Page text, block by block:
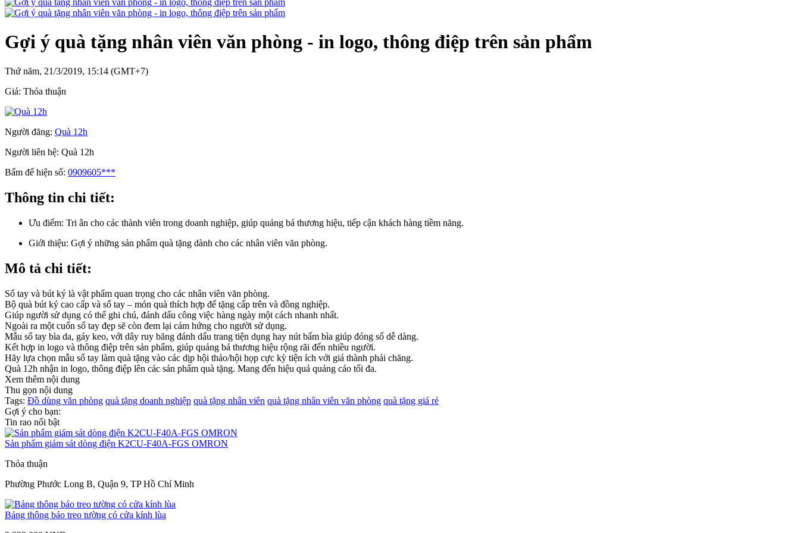
Gợi ý quà tặng nhân viên văn phòng - in logo, thông điệp trên sản phẩm
Thứ năm, 21/3/2019, 15:14 (GMT+7)
Giá: Thỏa thuận
Người đăng: Quà 12h
Người liên hệ: Quà 12h
Bấm để hiện số: 0909605***
Thông tin chi tiết:
Ưu điểm: Tri ân cho các thành viên trong doanh nghiệp, giúp quảng bá thương hiệu, tiếp cận khách hàng tiềm năng.
Giới thiệu: Gợi ý những sản phẩm quà tặng dành cho các nhân viên văn phòng.
Mô tả chi tiết:
Sổ tay và bút ký là vật phẩm quan trọng cho các nhân viên văn phòng.
Bộ quà bút ký cao cấp và sổ tay – món quà thích hợp để tặng cấp trên và đồng nghiệp.
Giúp người sử dụng có thể ghi chú, đánh dấu công việc hàng ngày một cách nhanh nhất.
Ngoài ra một cuốn sổ tay đẹp sẽ còn đem lại cảm hứng cho người sử dụng.
Mẫu sổ tay bìa da, gáy keo, với dây ruy băng đánh dấu trang tiện dụng hay nút bấm bìa giúp đóng sổ dễ dàng.
Kết hợp in logo và thông điệp trên sản phẩm, giúp quảng bá thương hiệu rộng rãi đến nhiều người.
Hãy lựa chọn mẫu sổ tay làm quà tặng vào các dịp hội thảo/hội họp cực kỳ tiện ích với giá thành phải chăng.
Quà 12h nhận in logo, thông điệp lên các sản phẩm quà tặng. Mang đến hiệu quả quảng cáo tối đa.
Xem thêm nội dung
Thu gọn nội dung
Tags: Đồ dùng văn phòng quà tặng doanh nghiệp quà tặng nhân viên quà tặng nhân viên văn phòng quà tặng giá rẻ
Gợi ý cho bạn:
Tin rao nổi bật
Sản phẩm giám sát dòng điện K2CU-F40A-FGS OMRON
Thỏa thuận
Phường Phước Long B, Quận 9, TP Hồ Chí Minh
Bảng thông báo treo tường có cửa kính lùa